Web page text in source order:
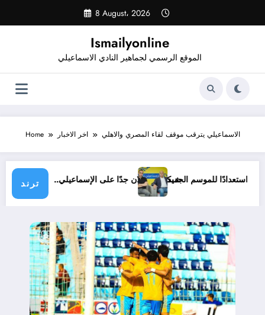
content
8 August، 2026
Ismailyonline
الموقع الرسمي لجماهير النادي الاسماعيلي
Home اخر الاخبار الاسماعيلي يترقب موقف لقاء المصري والاهلي
ترند
شيكابالا: زعلان جدًا على الإسماعيلي..حتى الآن استعدادًا للموسم الجديد